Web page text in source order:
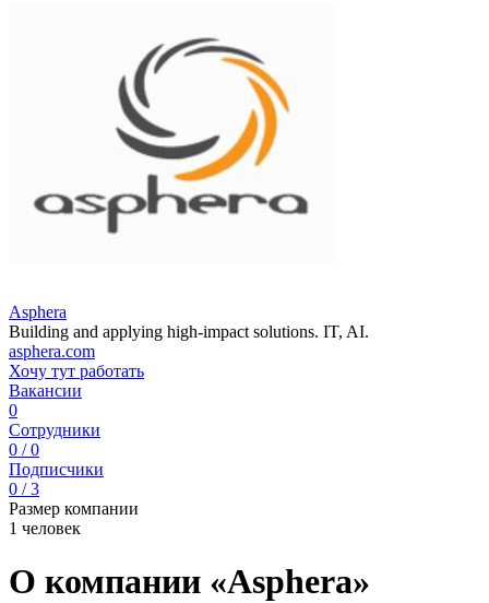
Asphera
Building and applying high-impact solutions. IT, AI.
asphera.com
Хочу тут работать
Вакансии
0
Сотрудники
0 / 0
Подписчики
0 / 3
Размер компании
1 человек
О компании «Asphera»